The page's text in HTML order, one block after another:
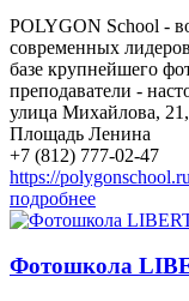
POLYGON School -
современных
базе крупнейшего
преподаватели -
улица Михайлова,
Площадь Ленина
+7 (812) 777-02-47
https://
подробнее
Фотошкола